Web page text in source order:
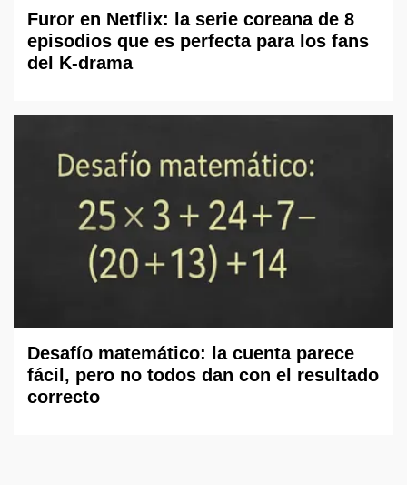
Furor en Netflix: la serie coreana de 8
episodios que es perfecta para los fans
del K-drama
Desafío matemático: la cuenta parece
fácil, pero no todos dan con el resultado
correcto